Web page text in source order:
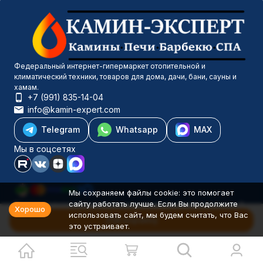
В корзину
Федеральный интернет-гипермаркет отопительной и
климатический техники, товаров для дома, дачи, бани, сауны и
хамам.
+7 (991) 835-14-04
info@kamin-expert.com
Telegram
Whatsapp
MAX
Мы в соцсетях
Каталог товаров
Компания
Информация
Политика персональных данных
© 2001-2026 Камин-Эксперт ИП Понюхов В. А. ОГРНИП
Хорошо
Мы сохраняем файлы cookie: это помогает
сайту работать лучше. Если Вы продолжите
использовать сайт, мы будем считать, что Вас
это устраивает.